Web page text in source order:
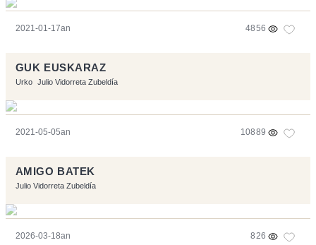
2021-01-17an 4856
GUK EUSKARAZ
Urko Julio Vidorreta Zubeldía
2021-05-05an 10889
AMIGO BATEK
Julio Vidorreta Zubeldía
2026-03-18an 826